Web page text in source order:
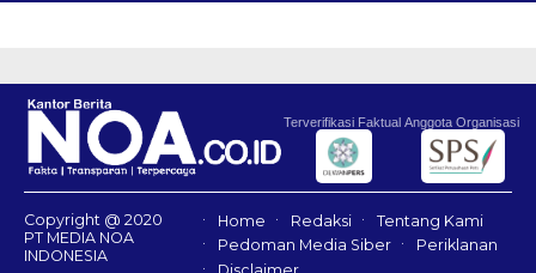
Terverifikasi Faktual Anggota Organisasi
Copyright @ 2020
PT MEDIA NOA
INDONESIA
Home Redaksi
Tentang Kami
Pedoman Media Siber
Periklanan